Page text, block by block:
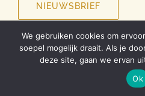
NIEUWSBRIEF
2026 InCanto Vocale | Alle
| Ontwerp
We gebruiken cookies om
soepel mogelijk draait. Als je
deze site, gaan we ervan
Ok